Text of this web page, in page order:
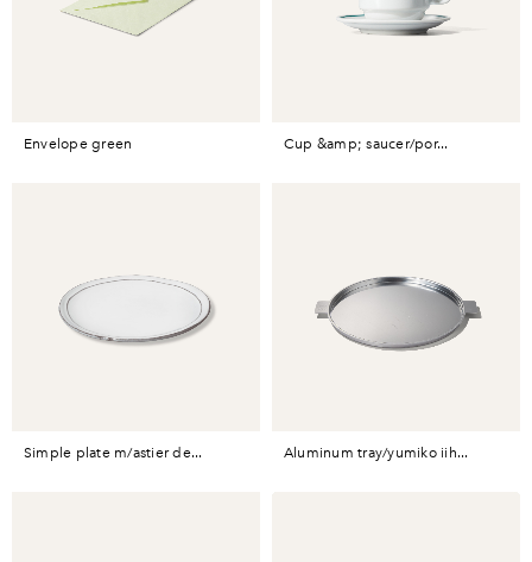
envelope green cup &amp; saucer/por...
simple plate m/astier de... aluminum tray/yumiko iih...